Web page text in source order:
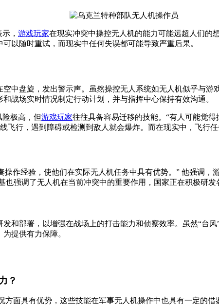
， 游戏玩家在现实冲突中操控无人机的能力可能远超人们的
以随时重试，而现实中任何失误都可能导致严重后果。
中盘旋，发出警示声。虽然操控无人系统如无人机似乎与
战场实时情况制定行动计划，并与指挥中心保持有效沟通。
极高，但游戏玩家往往具备容易迁移的技能。“有人可能觉
飞行，遇到障碍或检测到敌人就会爆炸。而在现实中，飞行
操作经验，使他们在实际无人机任务中具有优势。” 他强调
强调了无人机在当前冲突中的重要作用，国家正在积极研发
和部署，以增强在战场上的打击能力和侦察效率。虽然“台
提供有力保障。
？
面具有优势，这些技能在军事无人机操作中也具有一定的